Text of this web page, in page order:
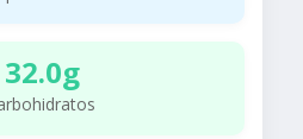
32.0g